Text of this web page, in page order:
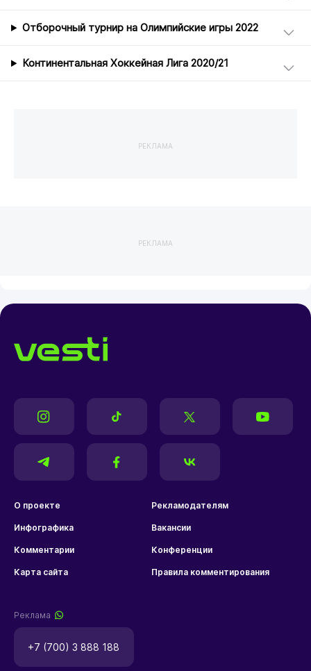
Отборочный турнир на Олимпийские игры 2022
Континентальная Хоккейная Лига 2020/21
РЕКЛАМА
РЕКЛАМА
О проекте Рекламодателям
Инфографика Вакансии
Комментарии Конференции
Карта сайта Правила комментирования
Реклама
+7 (700) 3 888 188